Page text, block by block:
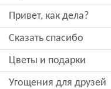
привет, как дела?
сказать спасибо
цветы и подарки
угощения для друзей